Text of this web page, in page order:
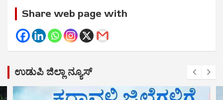
Share web page with
ಉಡುಪಿ ಜಿಲ್ಲಾ ನ್ಯೂಸ್